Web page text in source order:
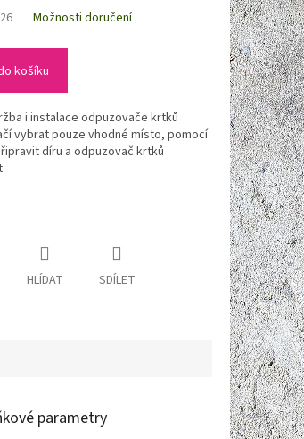
Možnosti doručení
košíku
i instalace odpuzovače krtků
vybrat pouze vhodné místo, pomocí
díru a odpuzovač krtků
HLÍDAT SDÍLET
parametry